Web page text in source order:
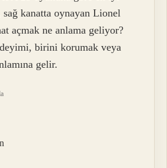
sağ kanatta oynayan Lionel
açmak ne anlama geliyor?
birini korumak veya
gelir.